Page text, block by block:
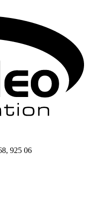
925 06